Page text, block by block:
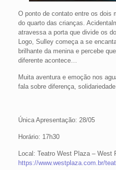
O ponto de contato entre os dois
do quarto das crianças.
atravessa a porta que divide os
Logo, Sulley começa a se
brilhante da menina e percebe
diferente acontece…
Muita aventura e emoção nos
fala sobre diferença,
Única Apresentação: 28/05
Horário: 17h30
Local: Teatro West Plaza – West
https://www.westplaza.com.br/